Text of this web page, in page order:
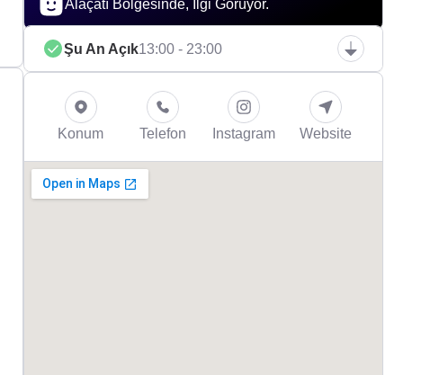
Alaçatı Bölgesinde, İlgi Görüyor.
Şu An Açık13:00 - 23:00
Konum Telefon Instagram Website